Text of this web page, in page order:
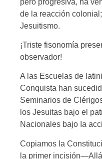
de la reacción
Jesuitismo.
¡Triste fisonomía
observador!
A las Escuelas de
Conquista han
Seminarios de
los Jesuitas bajo el
Nacionales bajo Ia
Copiamos la
la primer